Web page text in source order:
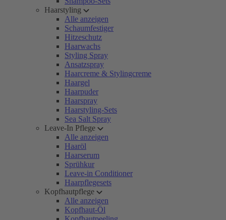
Haarstyling
Alle anzeigen
Schaumfestiger
Hitzeschutz
Haarwachs
Styling Spray
Ansatzspray
Haarcreme & Stylingcreme
Haargel
Haarpuder
Haarspray
Haarstyling-Sets
Sea Salt Spray
Leave-In Pflege
Alle anzeigen
Haaröl
Haarserum
Sprühkur
Leave-in Conditioner
Haarpflegesets
Kopfhautpflege
Alle anzeigen
Kopfhaut-Öl